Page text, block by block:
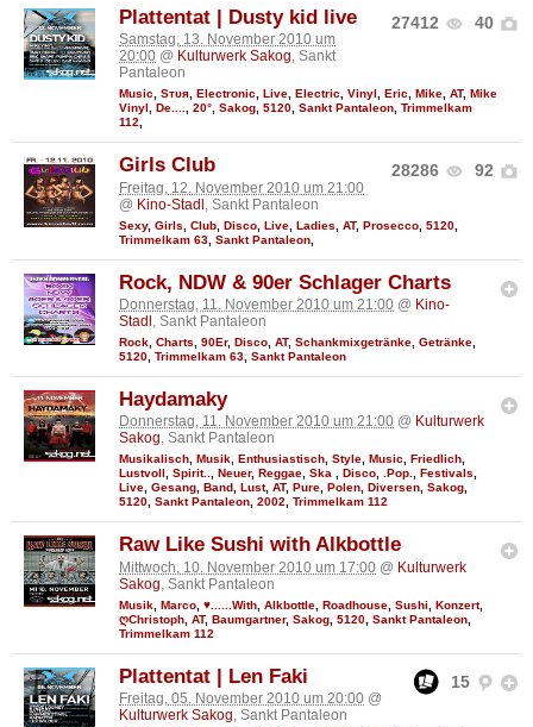
27412 40
Plattentat | Dusty kid live
Samstag, 13. November 2010 um
20:00 @ Kulturwerk Sakog, Sankt
Pantaleon
Music Sтυя Electronic Live Electric Vinyl Eric Mike AT, Mike
Vinyl
De.... 20° Sakog 5120 Sankt Pantaleon Trimmelkam
112
28286 92
Girls Club
Freitag, 12. November 2010 um 21:00
@ Kino-Stadl , Sankt Pantaleon
Sexy, Girls Club Disco Live Ladies AT, Prosecco 5120
Trimmelkam 63 Sankt Pantaleon
Rock, NDW & 90er Schlager Charts
Donnerstag, 11. November 2010 um 21:00 @ Kino-
Stadl , Sankt Pantaleon
Rock Charts 90Er, Disco AT, Schankmixgetränke Getränke
5120 Trimmelkam 63 Sankt Pantaleon
Haydamaky
Donnerstag, 11. November 2010 um 21:00 @ Kulturwerk
Sakog, Sankt Pantaleon
Musikalisch, Musik, Enthusiastisch, Style, Music, Friedlich,
Lustvoll, Spirit.., Neuer, Reggae, Ska , Disco, .Pop., Festivals,
Live, Gesang, Band, Lust, AT, Pure, Polen, Diversen, Sakog,
5120, Sankt Pantaleon, 2002, Trimmelkam 112
Raw Like Sushi with Alkbottle
Mittwoch, 10. November 2010 um 17:00 @ Kulturwerk
Sakog , Sankt Pantaleon
Musik Marco ♥......With Alkbottle Roadhouse Sushi Konzert,
ღChristoph AT, Baumgartner, Sakog 5120 Sankt Pantaleon
Trimmelkam 112
15
Plattentat | Len Faki
Freitag, 05. November 2010 um 20:00 @
Kulturwerk Sakog, Sankt Pantaleon